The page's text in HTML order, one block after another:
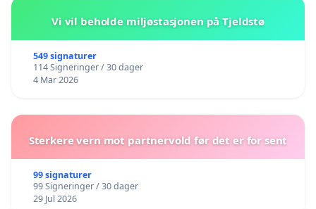
Vi vil beholde miljøstasjonen på Tjeldstø
549 signaturer
114 Signeringer / 30 dager
4 Mar 2026
Sterkere vern mot partnervold før det er for sent
99 signaturer
99 Signeringer / 30 dager
29 Jul 2026